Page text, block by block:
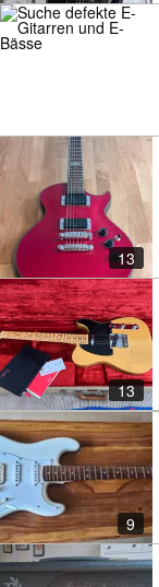
13
13
9